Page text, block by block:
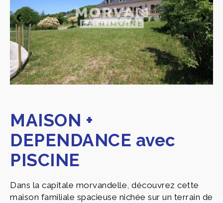
MAISON +
DEPENDANCE avec
PISCINE
Dans la capitale morvandelle, découvrez cette
maison familiale spacieuse nichée sur un terrain de